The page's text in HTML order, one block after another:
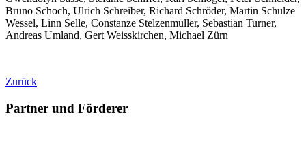
Bruno Schoch, Ulrich Schreiber, Richard Schröder, Martin Schulze
Wessel, Linn Selle, Constanze Stelzenmüller, Sebastian Turner,
Andreas Umland, Gert Weisskirchen, Michael Zürn
Zurück
Partner und Förderer